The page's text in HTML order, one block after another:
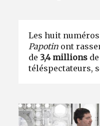
Les huit numéros
Papotin ont
de 3,4 millions de
téléspectateurs,